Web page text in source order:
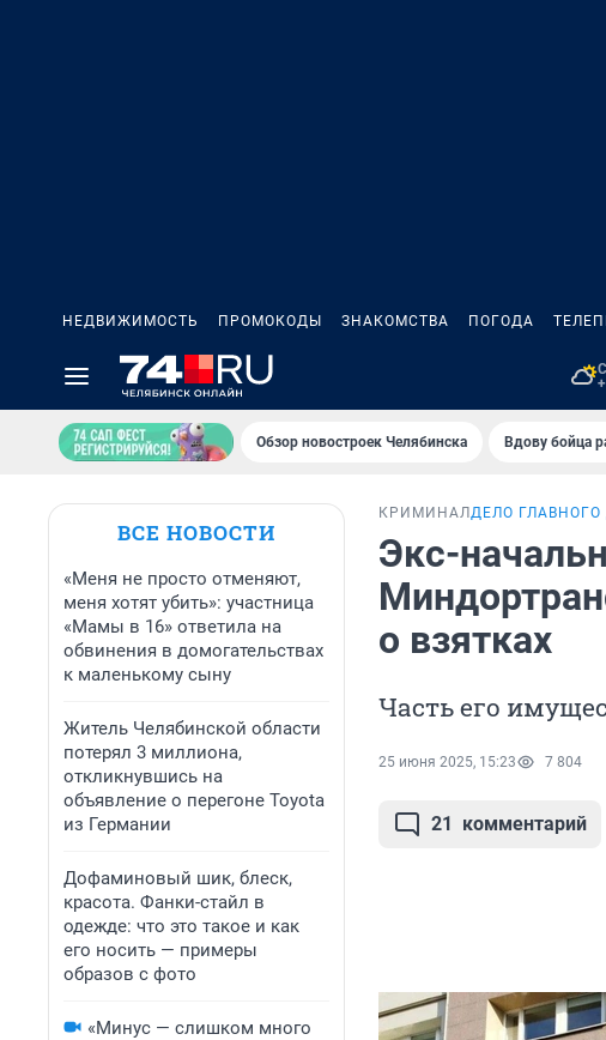
НЕДВИЖИМОСТЬ ПРОМОКОДЫ ЗНАКОМСТВА ПОГОДА
Обзор новостроек Челябинска Вдову бойца
ВСЕ НОВОСТИ
«Меня не просто отменяют,
меня хотят убить»: участница
«Мамы в 16» ответила на
обвинения в домогательствах
к маленькому сыну
Житель Челябинской области
потерял 3 миллиона,
откликнувшись на
объявление о перегоне Toyota
из Германии
Дофаминовый шик, блеск,
красота. Фанки-стайл в
одежде: что это такое и как
его носить — примеры
образов с фото
«Минус — слишком много
КРИМИНАЛДЕЛО
Экс-
о взятках
Часть его
25 июня 2025, 15:23 7 804
21 комментарий